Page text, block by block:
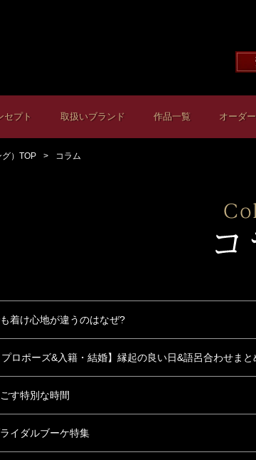
セプト 取扱いブランド 作品一覧 オーダ
）TOP コラム
着け心地が違うのはなぜ?
プロポーズ&入籍・結婚】縁起の良い日&語呂合わせま
す特別な時間
イダルブーケ特集